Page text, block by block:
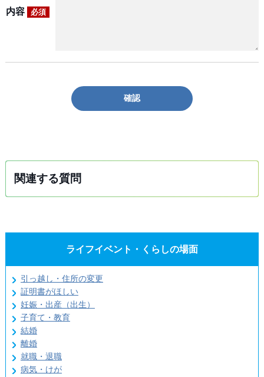
内容 必須
確認
関連する質問
ライフイベント・くらしの場面
引っ越し・住所の変更
証明書がほしい
妊娠・出産（出生）
子育て・教育
結婚
離婚
就職・退職
病気・けが